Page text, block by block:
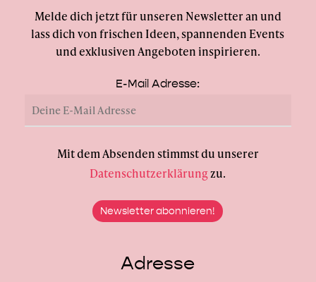
Melde dich jetzt für unseren Newsletter an und
lass dich von frischen Ideen, spannenden Events
und exklusiven Angeboten inspirieren.
E-Mail Adresse:
Mit dem Absenden stimmst du unserer
Datenschutzerklärungzu.
Adresse